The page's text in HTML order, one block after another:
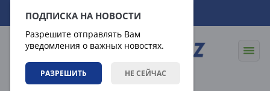
ПОДПИСКА НА НОВОСТИ
Разрешите отправлять Вам
уведомления о важных новостях.
РАЗРЕШИТЬ НЕ СЕЙЧАС
07.08.2026 06:25:56